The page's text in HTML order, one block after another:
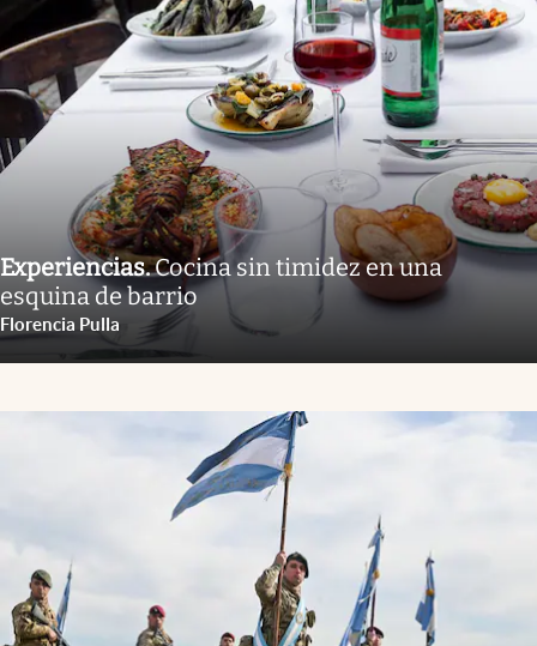
Experiencias.Cocina sin timidez en una
esquina de barrio
Florencia Pulla